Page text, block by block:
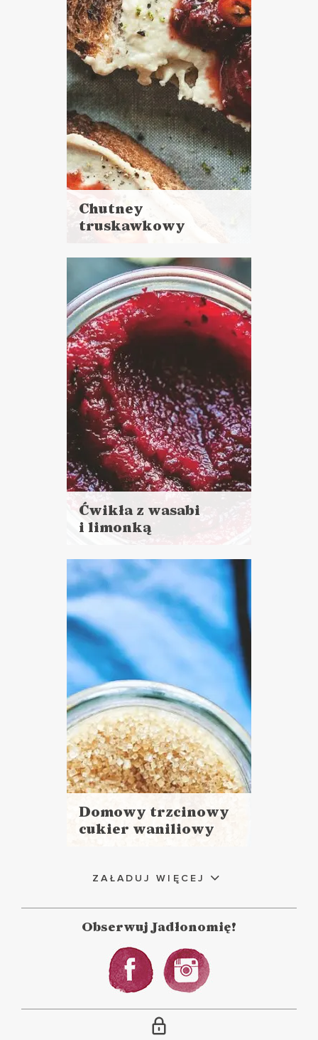
DO CHLEBA
SOSY I DODATKI
MAJÓWKA ?
VEGANUARY ?
Chutney
truskawkowy
więcej
Czas przygotowania: 40 minut
+ 25 minut pasteryzowania
DO CHLEBA
PRZETWORY
SOSY I DODATKI
Ćwikła z wasabi
i limonką
więcej
Czas przygotowania: 20 minut
+ 1 h 30 minut pieczenia
PRZETWORY
SOSY I DODATKI
BOŻE NARODZENIE ?
WIELKANOC ?
Domowy trzcinowy
cukier waniliowy
do 30 minut
SOSY I DODATKI
ZAŁADUJ WIĘCEJ
Obserwuj Jadłonomię!